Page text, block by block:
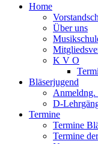
Home
Über uns
K V O
Bläserjugend
Anmeldng.
D-
Termine
Termine
Termine